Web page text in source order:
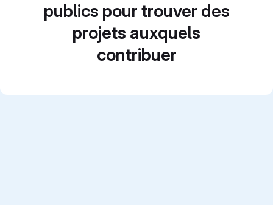
publics pour trouver des
projets auxquels
contribuer